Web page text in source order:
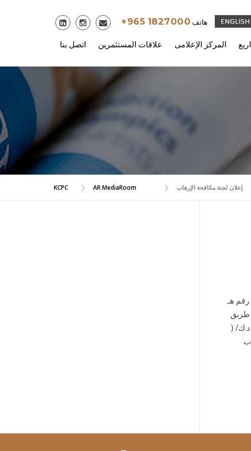
+965 1827000 هاتف
اتصل بنا علاقات المستثمرين المركز الإعلامى
KCPC AR MediaRoom إعلان لجنة مكافحة الإرهاب
رقم هـ
طريق
د.ك/ (
احتساب